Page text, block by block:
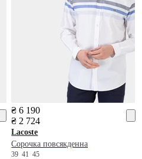
₴ 6 190
₴ 2 724
Lacoste
Сорочка повсякденна
394145